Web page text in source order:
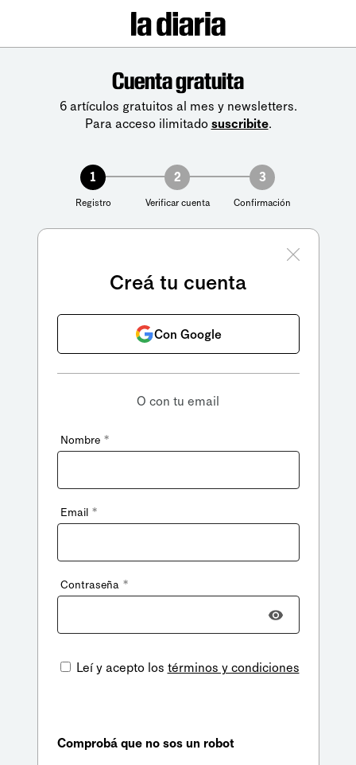
Cuenta gratuita
6 artículos gratuitos al mes y newsletters.
Para acceso ilimitado suscribite.
1
Registro
2
Verificar cuenta
3
Confirmación
Creá tu cuenta
Con Google
O con tu email
Nombre *
Email *
Contraseña *
Leí y acepto los términos y condiciones
Comprobá que no sos un robot